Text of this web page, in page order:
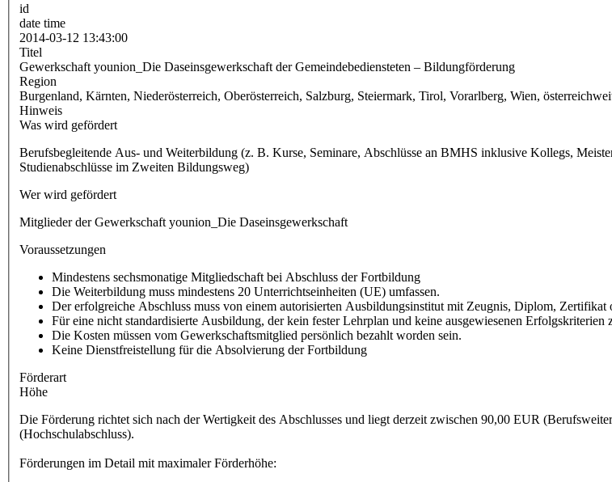
id
date time
2014-03-12 13:43:00
Titel
Gewerkschaft younion_Die Daseinsgewerkschaft der Gemeindebediensteten – Bildungförderung
Region
Burgenland, Kärnten, Niederösterreich, Oberösterreich, Salzburg, Steiermark, Tirol, Vorarlberg, Wien,
Hinweis
Was wird gefördert
Berufsbegleitende Aus- und Weiterbildung (z. B. Kurse, Seminare, Abschlüsse an BMHS inklusive Kollegs,
Studienabschlüsse im Zweiten Bildungsweg)
Wer wird gefördert
Mitglieder der Gewerkschaft younion_Die Daseinsgewerkschaft
Voraussetzungen
Mindestens sechsmonatige Mitgliedschaft bei Abschluss der Fortbildung
Die Weiterbildung muss mindestens 20 Unterrichtseinheiten (UE) umfassen.
Der erfolgreiche Abschluss muss von einem autorisierten Ausbildungsinstitut mit Zeugnis, Diplom, Zertifikat
Für eine nicht standardisierte Ausbildung, der kein fester Lehrplan und keine ausgewiesenen
Die Kosten müssen vom Gewerkschaftsmitglied persönlich bezahlt worden sein.
Keine Dienstfreistellung für die Absolvierung der Fortbildung
Förderart
Höhe
Die Förderung richtet sich nach der Wertigkeit des Abschlusses und liegt derzeit zwischen 90,00 EUR
(Hochschulabschluss).
Förderungen im Detail mit maximaler Förderhöhe: